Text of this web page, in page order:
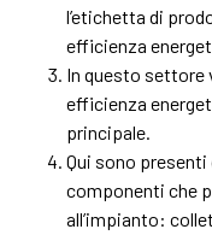
l’etichetta di
efficienza
In questo settore
efficienza
principale.
Qui sono
componenti che
all’impianto: